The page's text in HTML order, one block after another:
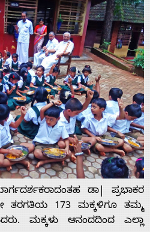
ಡಾ| ಪ್ರಭಾಕರ
ತರಗತಿಯ 173 ಮಕ್ಕಳಿಗೂ ತಮ್ಮ
ಮಕ್ಕಳು ಆನಂದದಿಂದ ಎಲ್ಲಾ